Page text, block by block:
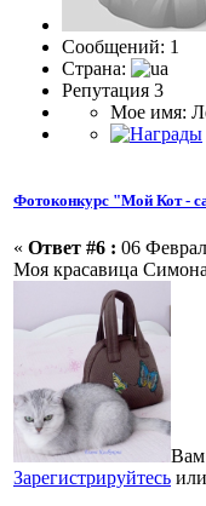
Сообщений: 1
Страна:
Репутация 3
Мое имя:
Фотоконкурс "Мой Кот -
« Ответ #6 : 06
Моя красавица
Вам
Зарегистрируйтесь или